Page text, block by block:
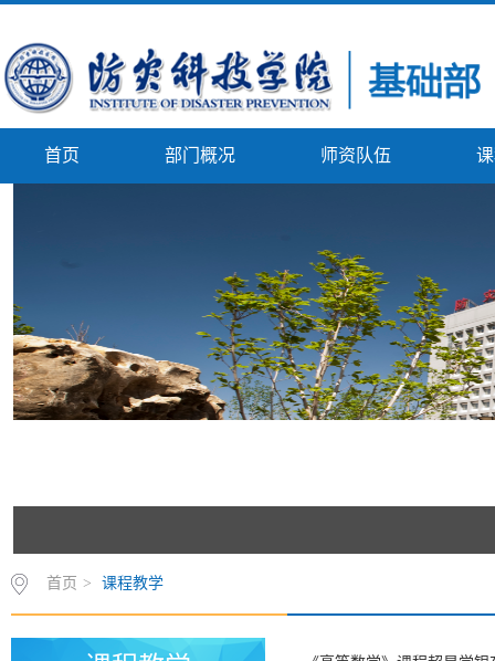
首页 部门概况 师资队伍
首页 > 课程教学